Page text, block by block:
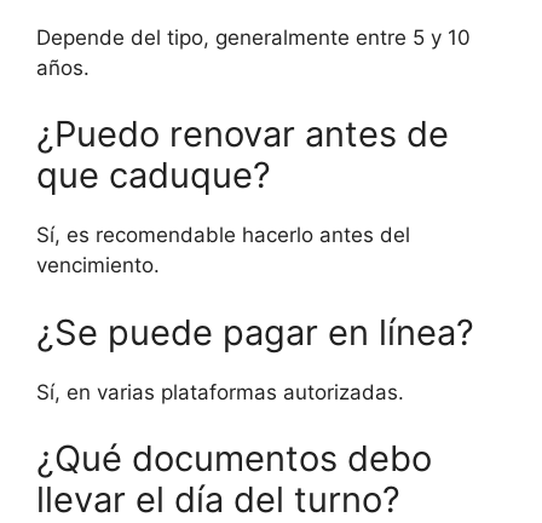
Depende del tipo, generalmente entre 5 y 10
años.
¿Puedo renovar antes de
que caduque?
Sí, es recomendable hacerlo antes del
vencimiento.
¿Se puede pagar en línea?
Sí, en varias plataformas autorizadas.
¿Qué documentos debo
llevar el día del turno?